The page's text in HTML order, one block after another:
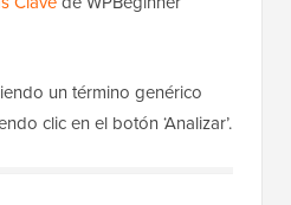
un término genérico
clic en el botón ‘Analizar’.